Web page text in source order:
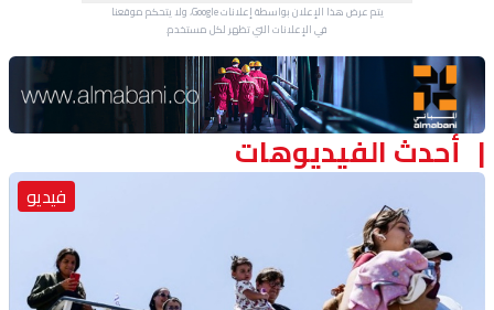
يتم عرض هذا الإعلان بواسطة إعلانات Google، ولا يتحكم موقعنا
في الإعلانات التي تظهر لكل مستخدم.
Advertisement Section
أحدث الفيديوهات
فيديو